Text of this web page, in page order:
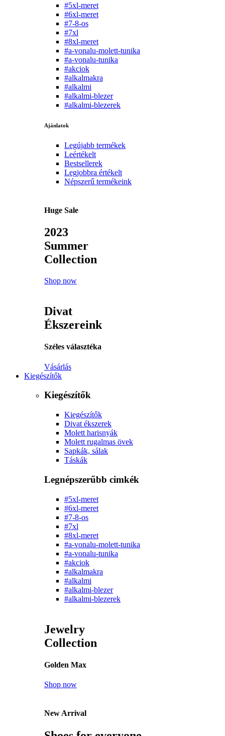
#5xl-meret
#6xl-meret
#7-8-os
#7xl
#8xl-meret
#a-vonalu-molett-tunika
#a-vonalu-tunika
#akciok
#alkalmakra
#alkalmi
#alkalmi-blezer
#alkalmi-blezerek
Ajánlatok
Legújabb termékek
Leértékelt
Bestsellerek
Legjobbra értékelt
Népszerű termékeink
Huge Sale
2023
Summer
Collection
Shop now
Divat
Ékszereink
Széles választéka
Vásárlás
Kiegészítők
Kiegészítők
Kiegészítők
Divat ékszerek
Molett harisnyák
Molett rugalmas övek
Sapkák, sálak
Táskák
Legnépszerűbb cimkék
#5xl-meret
#6xl-meret
#7-8-os
#7xl
#8xl-meret
#a-vonalu-molett-tunika
#a-vonalu-tunika
#akciok
#alkalmakra
#alkalmi
#alkalmi-blezer
#alkalmi-blezerek
Jewelry
Collection
Golden Max
Shop now
New Arrival